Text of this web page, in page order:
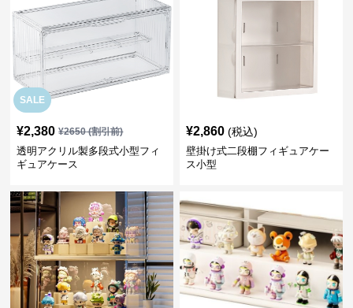
SALE
¥2,380 ¥2650(割引前)
透明アクリル製多段式小型フィ
ギュアケース
¥2,860 (税込)
壁掛け式二段棚フィギュアケー
ス小型